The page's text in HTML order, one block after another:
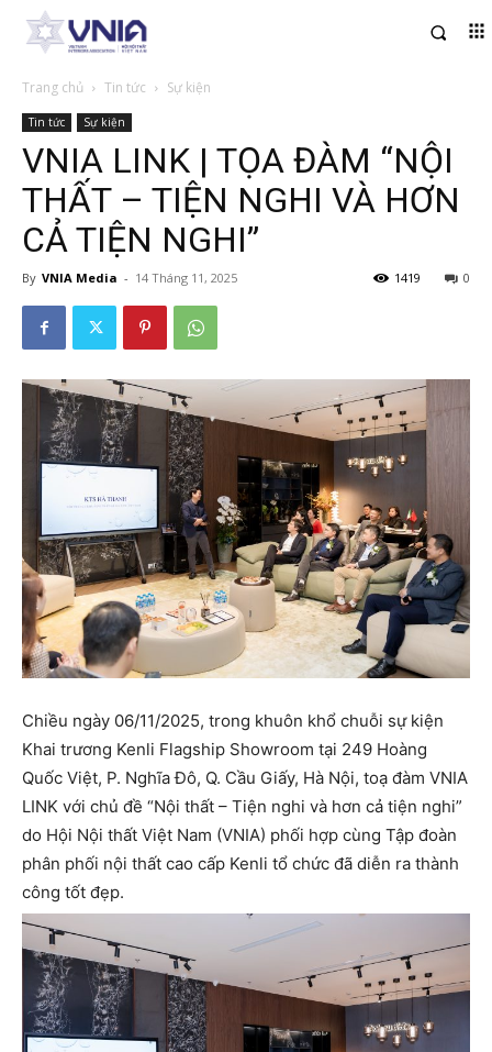
Trang chủ Tin tức Sự kiện
Tin tức Sự kiện
VNIA LINK | TỌA ĐÀM “NỘI
THẤT – TIỆN NGHI VÀ HƠN
CẢ TIỆN NGHI”
By VNIA Media - 14 Tháng 11, 2025 0
1419
Chiều ngày 06/11/2025, trong khuôn khổ chuỗi sự kiện
Khai trương Kenli Flagship Showroom tại 249 Hoàng
Quốc Việt, P. Nghĩa Đô, Q. Cầu Giấy, Hà Nội, toạ đàm VNIA
LINK với chủ đề “Nội thất – Tiện nghi và hơn cả tiện nghi”
do Hội Nội thất Việt Nam (VNIA) phối hợp cùng Tập đoàn
phân phối nội thất cao cấp Kenli tổ chức đã diễn ra thành
công tốt đẹp.